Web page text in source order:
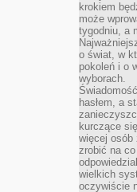
krokiem
może
tygodniu, a
o świat, w
pokoleń i o
wyborach.
hasłem, a
kurczące
więcej osób
zrobić na
wielkich
oczywiście